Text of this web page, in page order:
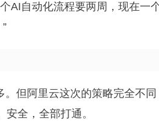
AI自动化流程要两周，现在一
但阿里云这次的策略完全不
全，全部打通。